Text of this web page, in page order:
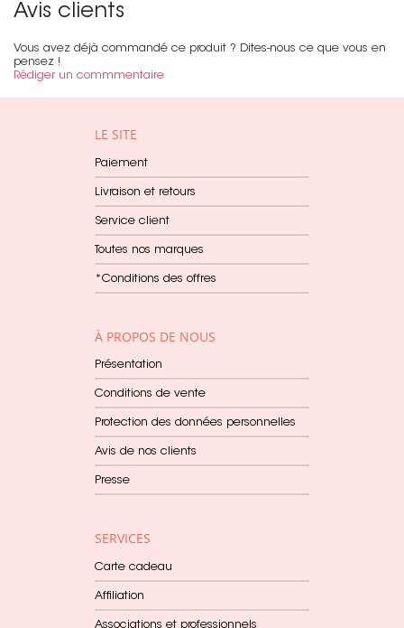
Avis clients
Vous avez déjà commandé ce produit ? Dites-nous ce que vous en
pensez !
Rédiger un commmentaire
LE SITE
Paiement
Livraison et retours
Service client
Toutes nos marques
*Conditions des offres
À PROPOS DE NOUS
Présentation
Conditions de vente
Protection des données personnelles
Avis de nos clients
Presse
SERVICES
Carte cadeau
Affiliation
Associations et professionnels